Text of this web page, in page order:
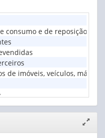
consumo e de reposição
de imóveis, veículos,
e esgoto
operacionais
janela